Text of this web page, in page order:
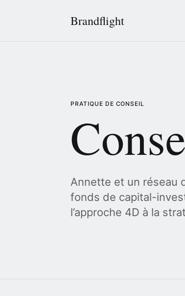
Brandflight
PRATIQUE DE CONSEIL
Annette et un réseau
fonds de capital-
l’approche 4D à la